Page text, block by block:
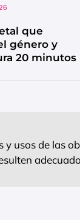
que
género y
20 minutos
usos de las